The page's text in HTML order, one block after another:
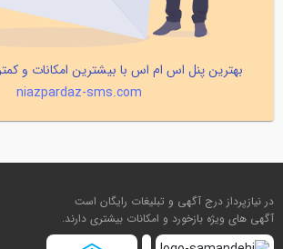
بهترین پنل اس ام اس با بیشترین امکانات و
niazpardaz-sms.com
در نیازپرداز درج آگهی و تبلیغات رایگان است
آگهی های ویژه بازخورد و امکانات بیشتری دارند.